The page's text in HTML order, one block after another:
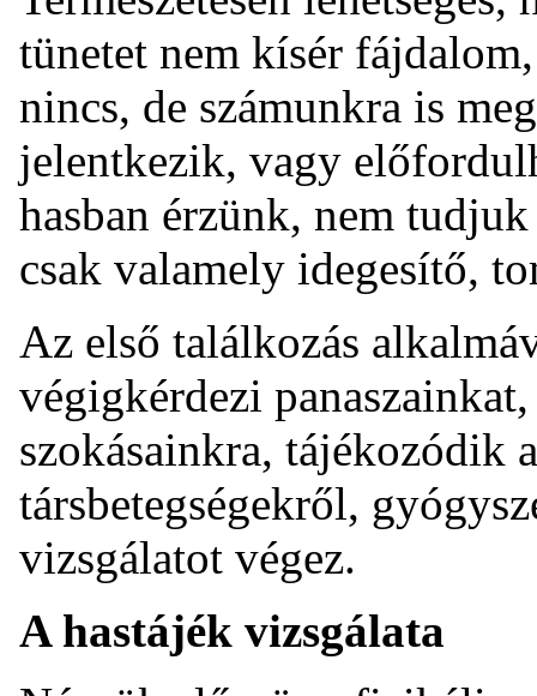
tünetet nem kísér
nincs, de számunkra is
jelentkezik, vagy
hasban érzünk, nem
csak valamely idegesítő,
Az első találkozás
végigkérdezi
szokásainkra, tájékozódik
társbetegségekről,
vizsgálatot végez.
A hastájék vizsgálata